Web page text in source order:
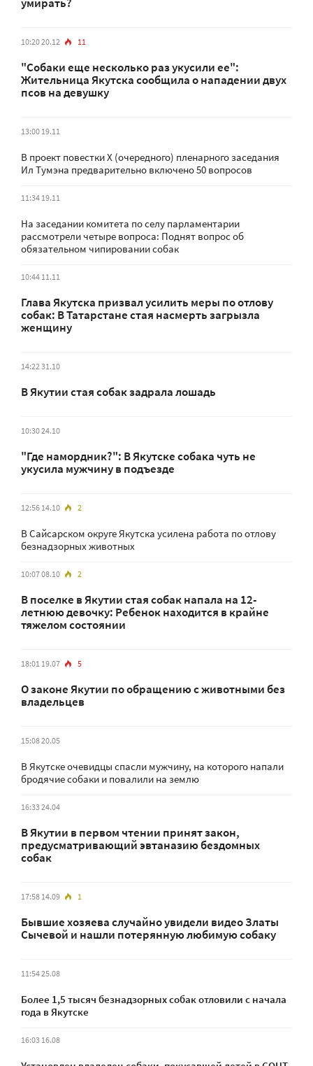
умирать?
10:20 20.12 11
"Собаки еще несколько раз укусили ее":
Жительница Якутска сообщила о нападении двух
псов на девушку
13:00 19.11
В проект повестки X (очередного) пленарного заседания
Ил Тумэна предварительно включено 50 вопросов
11:34 19.11
На заседании комитета по селу парламентарии
рассмотрели четыре вопроса: Поднят вопрос об
обязательном чипировании собак
10:44 11.11
Глава Якутска призвал усилить меры по отлову
собак: В Татарстане стая насмерть загрызла
женщину
14:22 31.10
В Якутии стая собак задрала лошадь
10:30 24.10
"Где намордник?": В Якутске собака чуть не
укусила мужчину в подъезде
12:56 14.10 2
В Сайсарском округе Якутска усилена работа по отлову
безнадзорных животных
10:07 08.10 2
В поселке в Якутии стая собак напала на 12-
летнюю девочку: Ребенок находится в крайне
тяжелом состоянии
18:01 19.07 5
О законе Якутии по обращению с животными без
владельцев
15:08 20.05
В Якутске очевидцы спасли мужчину, на которого напали
бродячие собаки и повалили на землю
16:33 24.04
В Якутии в первом чтении принят закон,
предусматривающий эвтаназию бездомных
собак
17:58 14.09 1
Бывшие хозяева случайно увидели видео Златы
Сычевой и нашли потерянную любимую собаку
11:54 25.08
Более 1,5 тысяч безнадзорных собак отловили с начала
года в Якутске
16:03 16.08